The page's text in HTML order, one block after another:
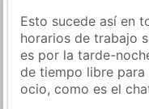
Esto sucede así en
horarios de trabajo
es por la tarde-
de tiempo libre
ocio, como es el